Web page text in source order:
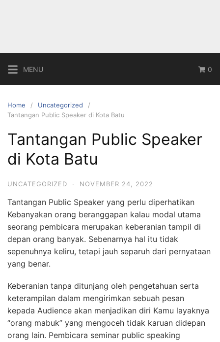
MENU 0
Home
Uncategorized
Tantangan Public Speaker di Kota Batu
Tantangan Public Speaker
di Kota Batu
UNCATEGORIZED · NOVEMBER 24, 2022
Tantangan Public Speaker yang perlu diperhatikan
Kebanyakan orang beranggapan kalau modal utama
seorang pembicara merupakan keberanian tampil di
depan orang banyak. Sebenarnya hal itu tidak
sepenuhnya keliru, tetapi jauh separuh dari pernyataan
yang benar.
Keberanian tanpa ditunjang oleh pengetahuan serta
keterampilan dalam mengirimkan sebuah pesan
kepada Audience akan menjadikan diri Kamu layaknya
“orang mabuk” yang mengoceh tidak karuan didepan
orang lain. Pembicara seminar public speaking